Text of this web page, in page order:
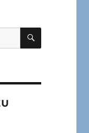
SUCHEN